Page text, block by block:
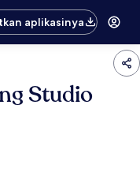
aplikasinya
Studio